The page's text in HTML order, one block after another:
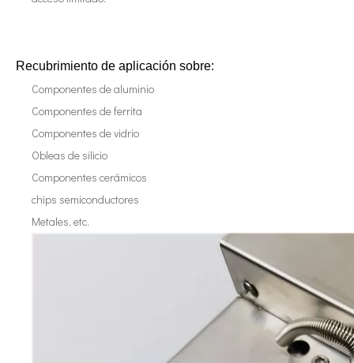
El sistema de recubrimiento de pulverización ultrasónica es una
Recubrimiento de aplicación sobre:
Componentes de aluminio
Componentes de ferrita
Componentes de vidrio
Obleas de silicio
Componentes cerámicos
chips semiconductores
Metales, etc.